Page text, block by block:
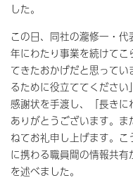
した。
この日、同社の瀧修一・
年にわたり事業を続けて
てきたおかげだと思って
るために役立ててください
感謝状を手渡し、「長き
ありがとうございます。
ねてお礼申し上げます。
に携わる職員間の情報共
を述べました。